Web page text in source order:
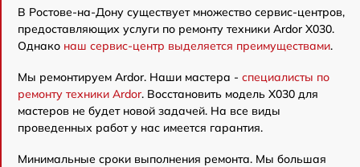
В Ростове-на-Дону существует множество сервис-центров,
предоставляющих услуги по ремонту техники Ardor X030.
Однако наш сервис-центр выделяется преимуществами.
Мы ремонтируем Ardor. Наши мастера - специалисты по
ремонту техники Ardor. Восстановить модель X030 для
мастеров не будет новой задачей. На все виды
проведенных работ у нас имеется гарантия.
Минимальные сроки выполнения ремонта. Мы большая